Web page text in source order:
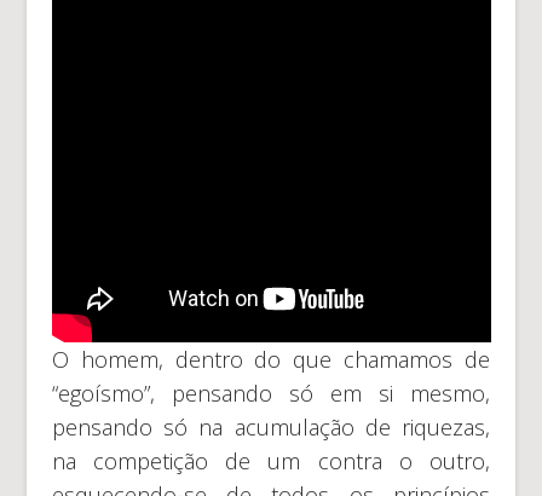
O homem, dentro do que chamamos de
“egoísmo”, pensando só em si mesmo,
pensando só na acumulação de riquezas,
na competição de um contra o outro,